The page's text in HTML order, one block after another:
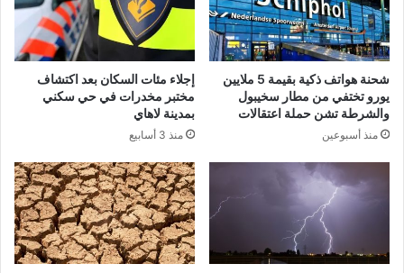
شحنة هواتف ذكية بقيمة 5 ملايين
يورو تختفي من مطار سخيبول
والشرطة تشن حملة اعتقالات
منذ أسبوعين
إجلاء مئات السكان بعد اكتشاف
مختبر مخدرات في حي سكني
بمدينة لاهاي
منذ 3 أسابيع